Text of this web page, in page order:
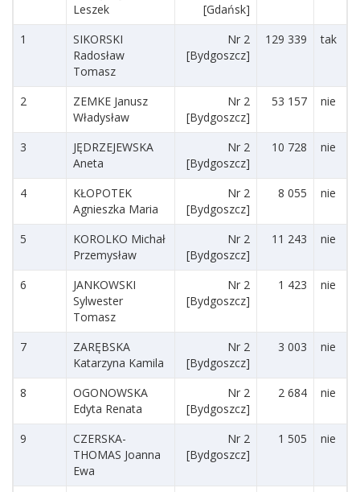
Leszek
[Gdańsk]
1
SIKORSKI
Radosław
Tomasz
Nr 2
[Bydgoszcz]
129 339 tak
2
ZEMKE Janusz
Władysław
Nr 2
[Bydgoszcz]
53 157 nie
3
JĘDRZEJEWSKA
Aneta
Nr 2
[Bydgoszcz]
10 728 nie
4
KŁOPOTEK
Agnieszka Maria
Nr 2
[Bydgoszcz]
8 055 nie
5
KOROLKO Michał
Przemysław
Nr 2
[Bydgoszcz]
11 243 nie
6
JANKOWSKI
Sylwester
Tomasz
Nr 2
[Bydgoszcz]
1 423 nie
7
ZARĘBSKA
Katarzyna Kamila
Nr 2
[Bydgoszcz]
3 003 nie
8
OGONOWSKA
Edyta Renata
Nr 2
[Bydgoszcz]
2 684 nie
9
CZERSKA-
THOMAS Joanna
Ewa
Nr 2
[Bydgoszcz]
1 505 nie